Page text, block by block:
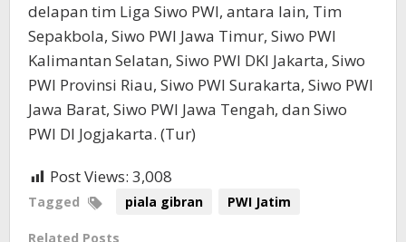
delapan tim Liga Siwo PWI, antara lain, Tim
Sepakbola, Siwo PWI Jawa Timur, Siwo PWI
Kalimantan Selatan, Siwo PWI DKI Jakarta, Siwo
PWI Provinsi Riau, Siwo PWI Surakarta, Siwo PWI
Jawa Barat, Siwo PWI Jawa Tengah, dan Siwo
PWI DI Jogjakarta. (Tur)
Post Views: 3,008
Tagged piala gibran PWI Jatim
Related Posts